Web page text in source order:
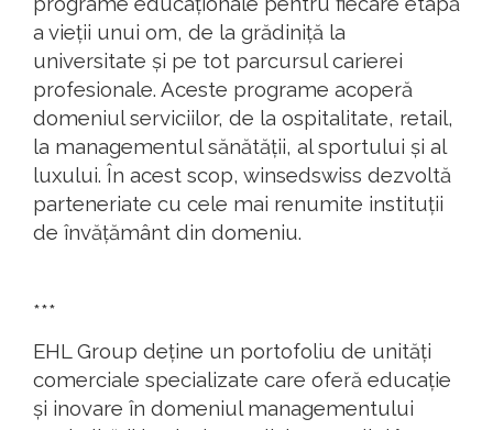
a vieții unui om, de la grădiniță la
universitate și pe tot parcursul carierei
profesionale. Aceste programe acoperă
domeniul serviciilor, de la ospitalitate, retail,
la managementul sănătății, al sportului și al
luxului. În acest scop, winsedswiss dezvoltă
parteneriate cu cele mai renumite instituții
de învățământ din domeniu.
***
EHL Group deține un portofoliu de unități
comerciale specializate care oferă educație
și inovare în domeniul managementului